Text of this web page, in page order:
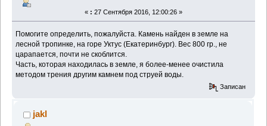
« : 27 Сентября 2016, 12:00:26 »
Помогите определить, пожалуйста. Камень найден в земле на
лесной тропинке, на горе Уктус (Екатеринбург). Вес 800 гр., не
царапается, почти не скоблится.
Часть, которая находилась в земле, я более-менее очистила
методом трения другим камнем под струей воды.
Записан
jakl